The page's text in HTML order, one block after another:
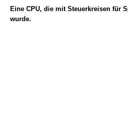
Eine CPU, die mit Steuerkreisen für
wurde.